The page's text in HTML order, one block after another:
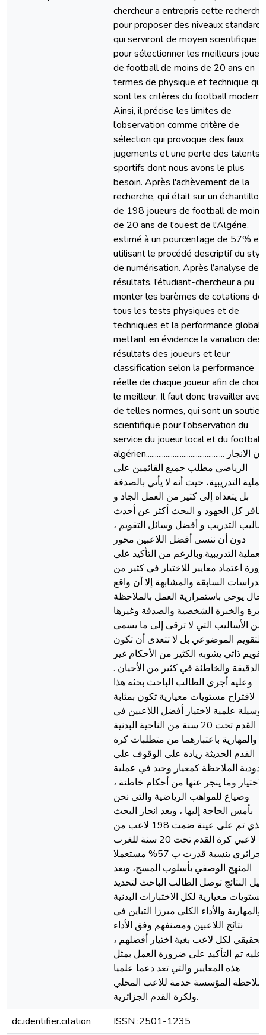
chercheur a entrepris cette recherche
pour proposer des niveaux standard
qui serviront de moyen scientifique
pour sélectionner les meilleurs
de football de moins de 20 ans en
termes de physique et technique qui
sont les critères du football
Ainsi, il précise les limites de
l’observation comme critère de
sélection qui provoque des faux
jugements et une perte des talents
sportifs dont nous avons le plus
besoin. Après l'achèvement de la
recherche, qui était sur un échantillon
de 198 joueurs de football de moins
de 20 ans de l'ouest de l'Algérie,
estimé à un pourcentage de 57% en
utilisant le procédé descriptif du
de numérisation. Après l’analyse des
résultats, l’étudiant-chercheur a pu
monter les barèmes de cotations de
tous les tests physiques et de
techniques et la performance
mettant en évidence la variation des
résultats des joueurs et leur
classification selon la performance
réelle de chaque joueur afin de
le meilleur. Il faut donc travailler avec
de telles normes, qui sont un soutien
scientifique pour l'observation du
service du joueur local et du football
algérien............................................ إن الانجاز
الرياضي مطلب جميع القائمين على
التدريبية، حيث أنه لا يأتي بالصدفة
بل يتعداه إلى كثير من العمل الجاد و
كل الجهود و البحث أكثر عن أحدث
التدريب و أفضل وسائل التقويم ،
دون أن ننسى أفضل اللاعبين محور
العملية التدريبية.وبالرغم من التأكيد على
اعتماد معايير للاختيار في كثير من
الدراسات السابقة والمشابهة إلا أن واقع
يوحي باستمرارية العمل بالملاحظة
والخبرة الشخصية والصدفة وغيرها
من الأساليب التي لا ترقى إلى ما يسمى
بالتقويم الموضوعي بل لا تتعدى أن تكون
تقويم ذاتي يشوبه الكثير من الأحكام غير
الدقيقة والخاطئة في كثير من الأحيان .
وعليه أجرى الطالب الباحث بحثه هذا
لاقتراح مستويات معيارية تكون بمثابة
وسيلة علمية لاختيار أفضل اللاعبين في
كرة القدم تحت 20 سنة من الناحية البدنية
والمهارية باعتبارهما من متطلبات كرة
القدم الحديثة زيادة على الوقوف على
الملاحظة كمعيار وحيد في عملية
الاختيار وما ينجر عنها من أحكام خاطئة ،
وضياع للمواهب الرياضية والتي نحن
بأمس الحاجة إليها ، وبعد انجاز البحث
والذي تم على عينة ضمت 198 لاعب من
لاعبي كرة القدم تحت 20 سنة للغرب
الجزائري بنسبة قدرت ب 57% مستعملا
المنهج الوصفي بأسلوب المسح، وبعد
النتائج توصل الطالب الباحث لتحديد
مستويات معيارية لكل الاختبارات البدنية
والمهارية والأداء الكلي مبرزا التباين في
نتائج اللاعبين ومصنفهم وفق الأداء
الحقيقي لكل لاعب بغية اختيار أفضلهم ،
تم التأكيد على ضرورة العمل بمثل
هذه المعايير والتي تعد دعما علميا
المؤسسة خدمة للاعب المحلي
ولكرة القدم الجزائرية.
dc.identifier.citation
ISSN :2501-1235